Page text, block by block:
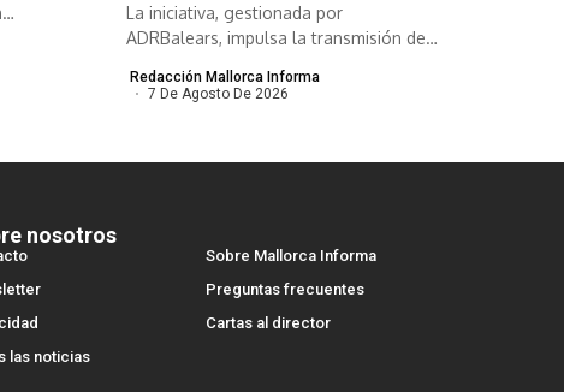
La iniciativa, gestionada por
ADRBalears, impulsa la transmisión de
Redacción Mallorca Informa
7 De Agosto De 2026
nosotros
Sobre Mallorca Informa
Preguntas frecuentes
Cartas al director
las noticias